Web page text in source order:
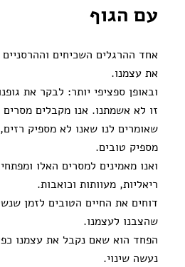
עם הגוף
אחד ההרגלים השכיחים
את עצמנו.
ובאופן ספציפי יותר: לבקר את
זו לא אשמתנו. אנו מקבלים
שאומרים לנו שאנו לא מספיק
מספיק טובים.
ואנו מאמינים למסרים האלו
ריאליות, מעוותות וכואבות.
דוחים את החיים הטובים לזמן
שהצבנו לעצמנו.
הפחד הוא שאם נקבל את עצמנו
נעשה שינוי.